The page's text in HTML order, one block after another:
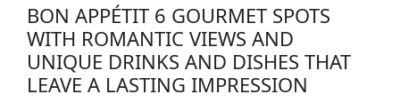
BON APPÉTIT 6 GOURMET SPOTS
WITH ROMANTIC VIEWS AND
UNIQUE DRINKS AND DISHES THAT
LEAVE A LASTING IMPRESSION